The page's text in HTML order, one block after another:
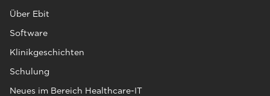
Über Ebit
Software
Klinikgeschichten
Schulung
Neues im Bereich Healthcare-IT